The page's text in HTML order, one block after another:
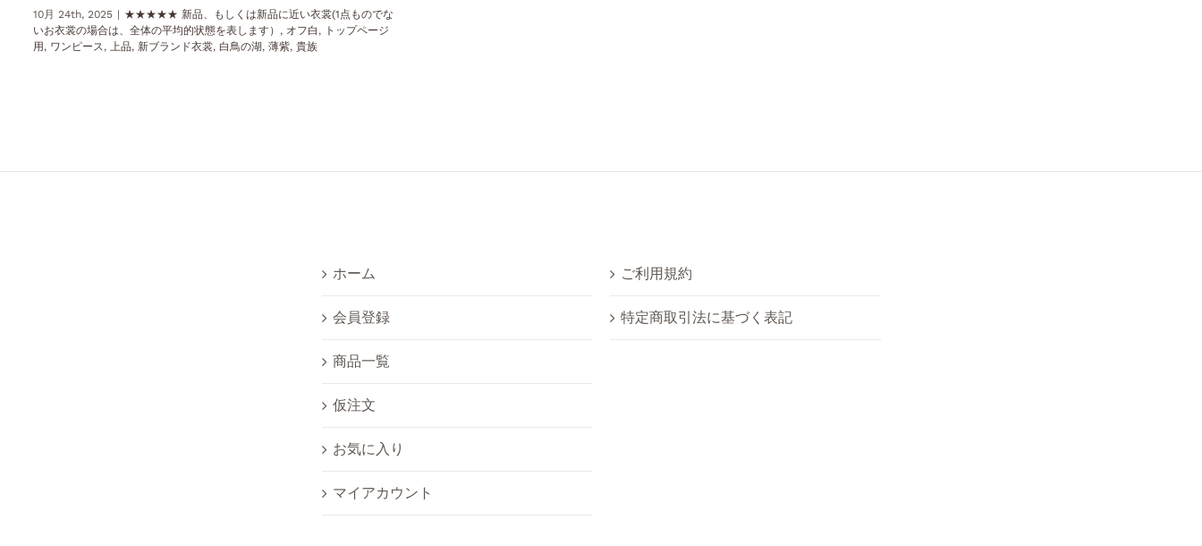
10月 24th, 2025 | ★★★★★ 新品、もしくは新品に近い衣裳(1点ものでな
いお衣裳の場合は、全体の平均的状態を表します） , オフ白 ,
トップページ
用, ワンピース , 上品, 新ブランド衣裳, 白鳥の湖, 薄紫, 貴族
ホーム
会員登録
商品一覧
仮注文
お気に入り
マイアカウント
ご利用規約
特定商取引法に基づく表記